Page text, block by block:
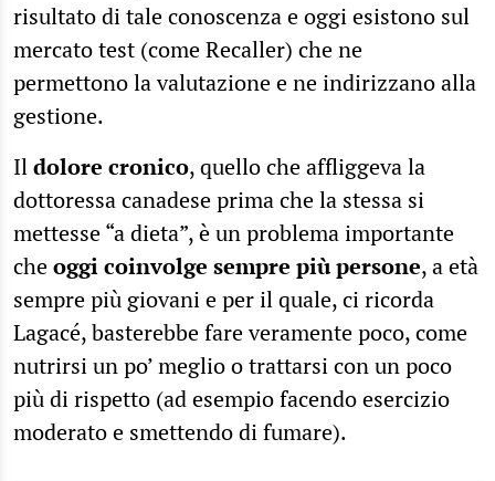
risultato di tale conoscenza e oggi esistono sul
mercato test (come Recaller) che ne
permettono la valutazione e ne indirizzano alla
gestione.
Ildolore cronico, quello che affliggeva la
dottoressa canadese prima che la stessa si
mettesse “a dieta”, è un problema importante
cheoggi coinvolge sempre più persone, a età
sempre più giovani e per il quale, ci ricorda
Lagacé, basterebbe fare veramente poco, come
nutrirsi un po’ meglio o trattarsi con un poco
più di rispetto (ad esempio facendo esercizio
moderato e smettendo di fumare).